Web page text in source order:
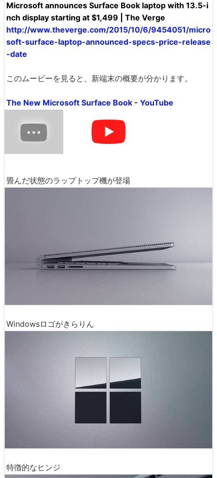
Microsoft announces Surface Book laptop with 13.5-i
nch display starting at $1,499 | The Verge
http://www.theverge.com/2015/10/6/9454051/micro
soft-surface-laptop-announced-specs-price-release
-date
このムービーを見ると、新端末の概要が分かります。
The New Microsoft Surface Book - YouTube
畳んだ状態のラップトップ機が登場
Windowsロゴがきらりん
特徴的なヒンジ